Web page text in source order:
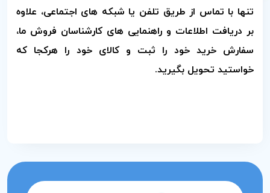
تنها با تماس از طریق تلفن یا شبکه های اجتماعی، علاوه
بر دریافت اطلاعات و راهنمایی های کارشناسان فروش ما،
سفارش خرید خود را ثبت و کالای خود را هرکجا که
خواستید تحویل بگیرید.